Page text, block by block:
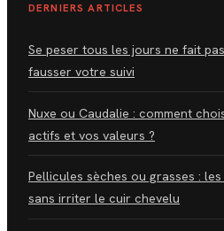
DERNIERS ARTICLES
Se peser tous les jours ne fait
fausser votre suivi
Nuxe ou Caudalie : comment
actifs et vos valeurs ?
Pellicules sèches ou grasses :
sans irriter le cuir chevelu